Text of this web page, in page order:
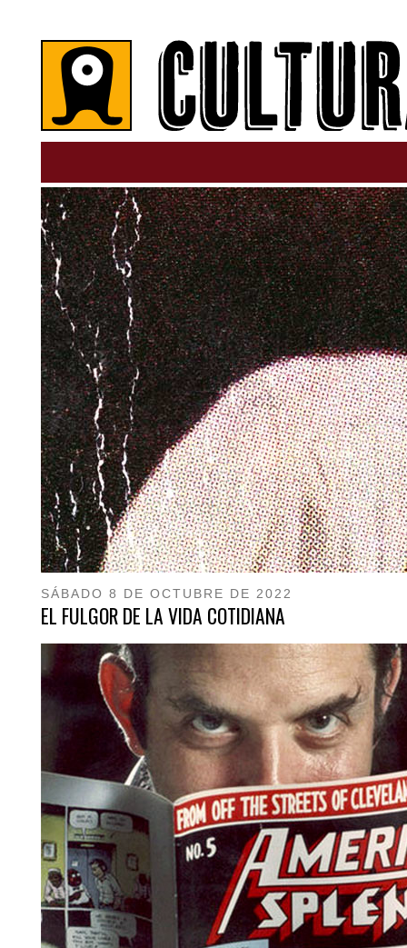
SÁBADO 8 DE OCTUBRE DE 2022
EL FULGOR DE LA VIDA COTIDIANA